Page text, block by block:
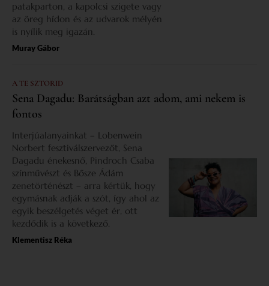
patakparton, a kapolcsi szigete vagy
az öreg hídon és az udvarok mélyén
is nyílik meg igazán.
Muray Gábor
A TE SZTORID
Sena Dagadu: Barátságban azt adom, ami nekem is
fontos
Interjúalanyainkat – Lobenwein
Norbert fesztiválszervezőt, Sena
Dagadu énekesnő, Pindroch Csaba
színművészt és Bősze Ádám
zenetörténészt – arra kértük, hogy
egymásnak adják a szót, így ahol az
egyik beszélgetés véget ér, ott
kezdődik is a következő.
Klementisz Réka